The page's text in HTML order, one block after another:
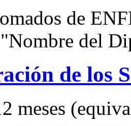
de
del
de los
meses